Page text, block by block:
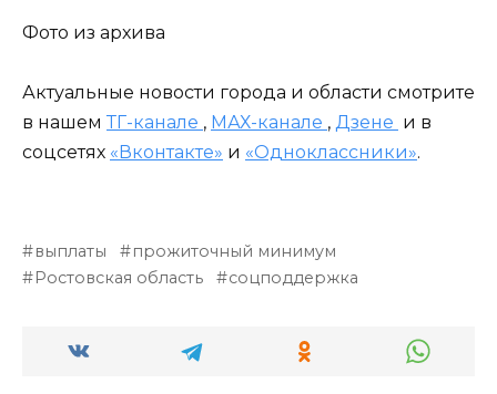
Фото из архива
Актуальные новости города и области смотрите
в нашем ТГ-канале , МАХ-канале , Дзене и в
соцсетях «Вконтакте» и «Одноклассники».
выплаты
прожиточный минимум
Ростовская область
соцподдержка